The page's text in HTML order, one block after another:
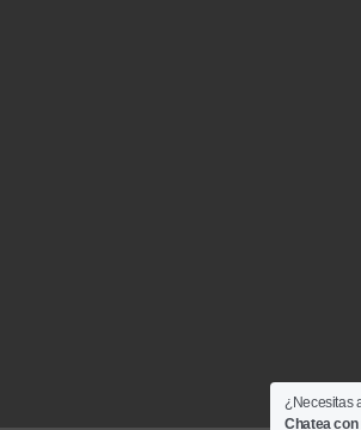
¿Necesitas
Chatea